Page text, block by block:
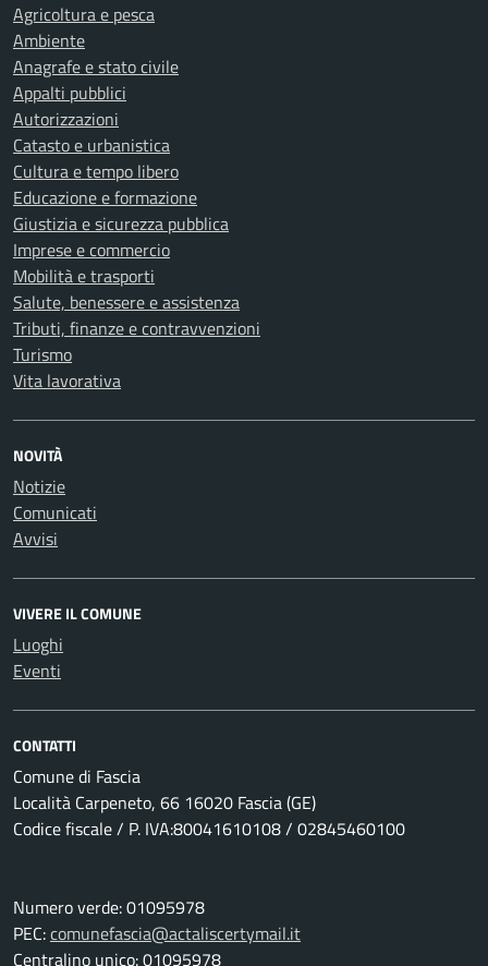
Agricoltura e pesca
Ambiente
Anagrafe e stato civile
Appalti pubblici
Autorizzazioni
Catasto e urbanistica
Cultura e tempo libero
Educazione e formazione
Giustizia e sicurezza pubblica
Imprese e commercio
Mobilità e trasporti
Salute, benessere e assistenza
Tributi, finanze e contravvenzioni
Turismo
Vita lavorativa
NOVITÀ
Notizie
Comunicati
Avvisi
VIVERE IL COMUNE
Luoghi
Eventi
CONTATTI
Comune di Fascia
Località Carpeneto, 66 16020 Fascia (GE)
Codice fiscale / P. IVA:80041610108 / 02845460100
Numero verde: 01095978
PEC:comunefascia@actaliscertymail.it
Centralino unico: 01095978